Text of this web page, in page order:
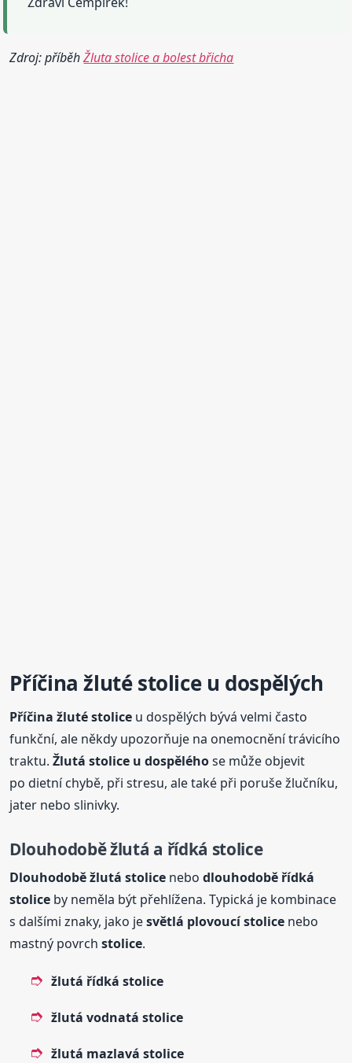
Zdroj: příběhŽluta stolice a bolest břicha
Příčina žlutéstoliceu dospělých
Příčina žlutéstolice u dospělých bývá velmi často
funkční, ale někdy upozorňuje na onemocnění trávicího
traktu.Žlutástolice u dospěléhose může objevit
po dietní chybě, při stresu, ale také při poruše žlučníku,
jater nebo slinivky.
Dlouhodoběžlutá a řídká stolice
Dlouhodoběžlutá stolice nebodlouhodoběřídká
stolice by neměla být přehlížena. Typická je kombinace
s dalšími znaky, jako jesvětlá plovoucístolice nebo
mastný povrchstolice.
žlutá řídká stolice
žlutá vodnatástolice
žlutá mazlavástolice